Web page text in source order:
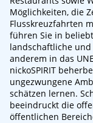
Möglichkeiten, die
Flusskreuzfahrten
führen Sie in
landschaftliche
anderem in das
nickoSPIRIT
ungezwungene
schätzen lernen.
beeindruckt die
öffentlichen